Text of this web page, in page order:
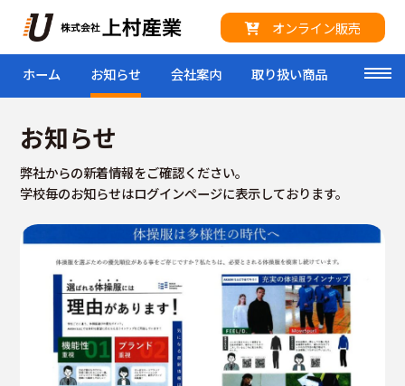
オンライン販売
ホーム お知らせ 会社案内 取り扱い商品 来社予
お知らせ
弊社からの新着情報をご確認ください。
学校毎のお知らせはログインページに表示しております。